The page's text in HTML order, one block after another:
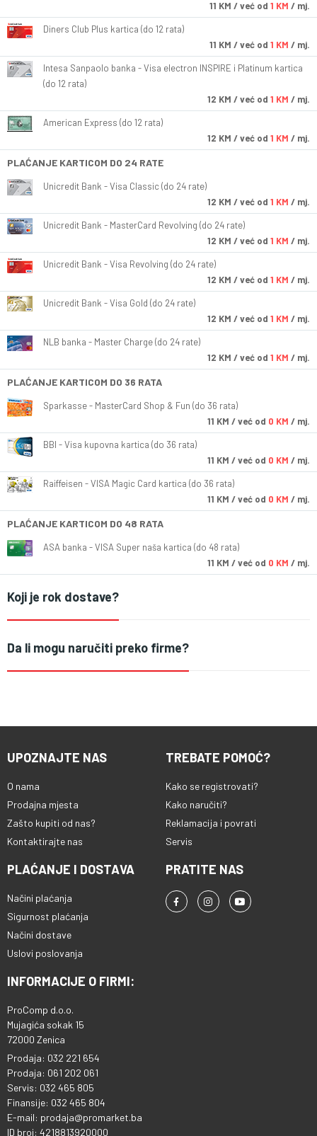
11 KM / već od 1 KM / mj.
Diners Club Plus kartica (do 12 rata)
11 KM / već od 1 KM / mj.
Intesa Sanpaolo banka - Visa electron INSPIRE i Platinum kartica
(do 12 rata)
12 KM / već od 1 KM / mj.
American Express (do 12 rata)
12 KM / već od 1 KM / mj.
PLAĆANJE KARTICOM DO 24 RATE
Unicredit Bank - Visa Classic (do 24 rate)
12 KM / već od 1 KM / mj.
Unicredit Bank - MasterCard Revolving (do 24 rate)
12 KM / već od 1 KM / mj.
Unicredit Bank - Visa Revolving (do 24 rate)
12 KM / već od 1 KM / mj.
Unicredit Bank - Visa Gold (do 24 rate)
12 KM / već od 1 KM / mj.
NLB banka - Master Charge (do 24 rate)
12 KM / već od 1 KM / mj.
PLAĆANJE KARTICOM DO 36 RATA
Sparkasse - MasterCard Shop & Fun (do 36 rata)
11 KM / već od 0 KM / mj.
BBI - Visa kupovna kartica (do 36 rata)
11 KM / već od 0 KM / mj.
Raiffeisen - VISA Magic Card kartica (do 36 rata)
11 KM / već od 0 KM / mj.
PLAĆANJE KARTICOM DO 48 RATA
ASA banka - VISA Super naša kartica (do 48 rata)
11 KM / već od 0 KM / mj.
Koji je rok dostave?
Da li mogu naručiti preko firme?
UPOZNAJTE NAS
O nama
Prodajna mjesta
Zašto kupiti od nas?
Kontaktirajte nas
TREBATE POMOĆ?
Kako se registrovati?
Kako naručiti?
Reklamacija i povrati
Servis
PLAĆANJE I DOSTAVA
Načini plaćanja
Sigurnost plaćanja
Načini dostave
Uslovi poslovanja
PRATITE NAS
INFORMACIJE O FIRMI:
ProComp d.o.o.
Mujagića sokak 15
72000 Zenica
Prodaja: 032 221 654
Prodaja: 061 202 061
Servis: 032 465 805
Finansije: 032 465 804
E-mail: prodaja@promarket.ba
ID broj: 4218813920000